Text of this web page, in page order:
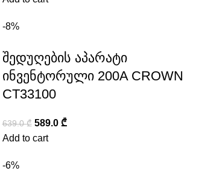
-8%
შედუღების აპარატი
ინვენტორული 200A CROWN
CT33100
639.0₾ 589.0 ₾
Add to cart
-6%